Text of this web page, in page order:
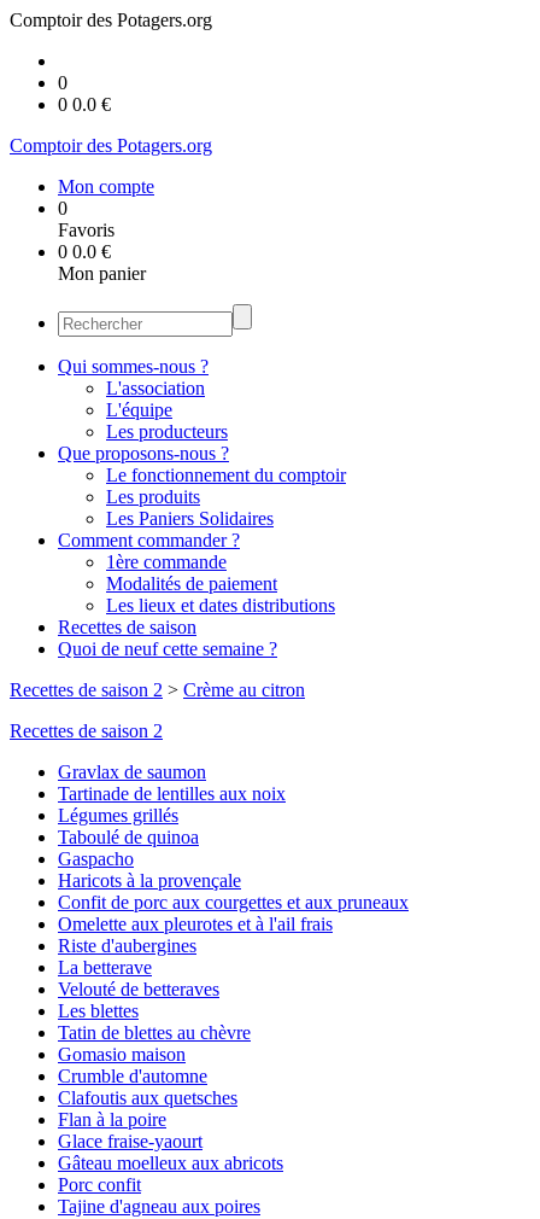
Comptoir des Potagers.org
0
0 0.0 €
Comptoir des Potagers.org
Mon compte
0
Favoris
0 0.0 €
Mon panier
Qui sommes-nous ?
L'association
L'équipe
Les producteurs
Que proposons-nous ?
Le fonctionnement du comptoir
Les produits
Les Paniers Solidaires
Comment commander ?
1ère commande
Modalités de paiement
Les lieux et dates distributions
Recettes de saison
Quoi de neuf cette semaine ?
Recettes de saison 2 > Crème au citron
Recettes de saison 2
Gravlax de saumon
Tartinade de lentilles aux noix
Légumes grillés
Taboulé de quinoa
Gaspacho
Haricots à la provençale
Confit de porc aux courgettes et aux pruneaux
Omelette aux pleurotes et à l'ail frais
Riste d'aubergines
La betterave
Velouté de betteraves
Les blettes
Tatin de blettes au chèvre
Gomasio maison
Crumble d'automne
Clafoutis aux quetsches
Flan à la poire
Glace fraise-yaourt
Gâteau moelleux aux abricots
Porc confit
Tajine d'agneau aux poires